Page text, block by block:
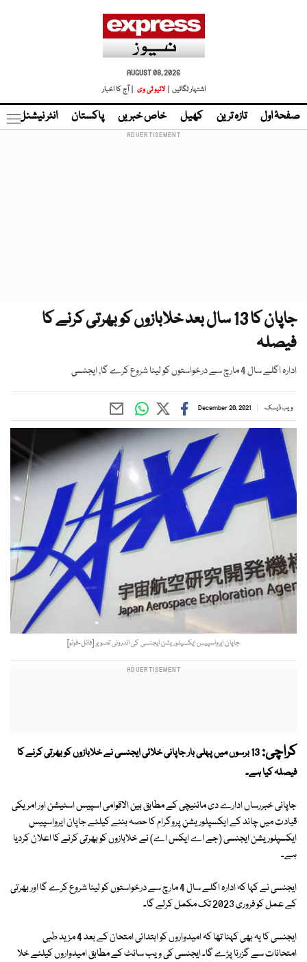
AUGUST 08, 2026
اشتہار لگائیں |
لائیو ٹی وی | آج کا اخبار
صفحۂ اول تازہ ترین کھیل خاص خبریں پاکستان انٹر نیشنل
جاپان کا 13 سال بعد خلابازوں کو بھرتی کرنے کا
فیصلہ
ادارہ اگلے سال 4 مارچ سے درخواستوں کو لینا شروع کرے گا, ایجنسی
ویب ڈیسک December 20, 2021
جاپان ایرواسپیس ایکسپلوریشن ایجنسی کی اندرونی تصویر [فائل-فوٹو]
کراچی:
13 برسوں میں پہلی بار جاپانی خلائی ایجنسی نے خلابازوں کو بھرتی کرنے کا
فیصلہ کیا ہے۔
جاپانی خبررساں ادارے دی مائنیچی کے مطابق بین الاقوامی اسپیس اسٹیشن اور امریکی
قیادت میں چاند کے ایکسپلوریشن پروگرام کا حصہ بننے کیلئے جاپان ایرواسپیس
ایکسپلوریشن ایجنسی (جے اے ایکس اے) نے خلابازوں کو بھرتی کرنے کا اعلان کردیا
ہے۔
ایجنسی نے کہا کہ ادارہ اگلے سال 4 مارچ سے درخواستوں کو لینا شروع کرے گا اور بھرتی
کے عمل کو فروری 2023 تک مکمل کرلے گا۔
ایجنسی کا یہ بھی کہنا تھا کہ امیدواروں کو ابتدائی امتحان کے بعد 4 مزید طبی
امتحانات سے گزرنا پڑے گا۔ ایجنسی کی ویب سائٹ کے مطابق امیدواروں کیلئے خلا